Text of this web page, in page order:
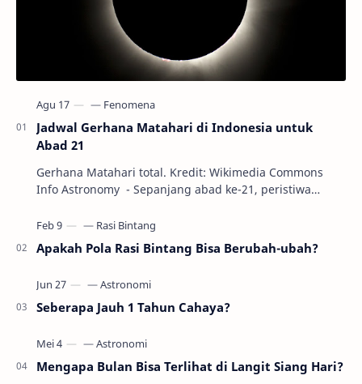
Jadwal Gerhana Matahari di Indonesia untuk
Abad 21
Gerhana Matahari total. Kredit: Wikimedia Commons
Info Astronomy - Sepanjang abad ke-21, peristiwa
Apakah Pola Rasi Bintang Bisa Berubah-ubah?
Seberapa Jauh 1 Tahun Cahaya?
Mengapa Bulan Bisa Terlihat di Langit Siang Hari?